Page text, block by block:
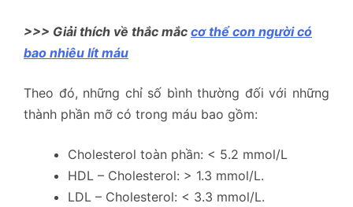
>>> Giải thích về thắc mắc cơ thể con người có
bao nhiêu lít máu
Theo đó, những chỉ số bình thường đối với những
thành phần mỡ có trong máu bao gồm:
Cholesterol toàn phần: < 5.2 mmol/L
HDL – Cholesterol: > 1.3 mmol/L.
LDL – Cholesterol: < 3.3 mmol/L.